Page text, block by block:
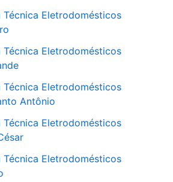
Técnica Eletrodomésticos
Técnica Eletrodomésticos
Técnica Eletrodomésticos
Antônio
Técnica Eletrodomésticos
Técnica Eletrodomésticos